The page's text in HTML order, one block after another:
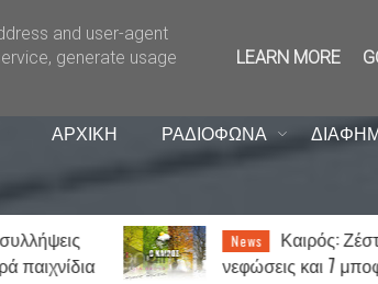
ΑΡΧΙΚΗ ΡΑΔΙΟΦΩΝΑ
με λίγες
μελτέμι
News
Κώστας
«Ο ΑΟΞ είναι
and user-agent
generate usage
LEARN MORE